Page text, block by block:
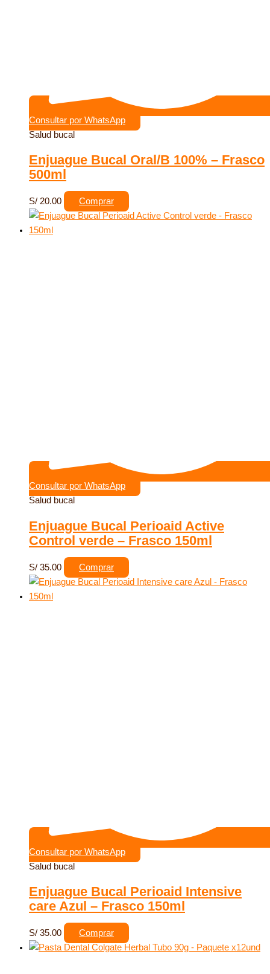
Consultar por WhatsApp
Salud bucal
Enjuague Bucal Oral/B 100% – Frasco
500ml
S/ 20.00 Comprar
Consultar por WhatsApp
Salud bucal
Enjuague Bucal Perioaid Active
Control verde – Frasco 150ml
S/ 35.00 Comprar
Consultar por WhatsApp
Salud bucal
Enjuague Bucal Perioaid Intensive
care Azul – Frasco 150ml
S/ 35.00 Comprar